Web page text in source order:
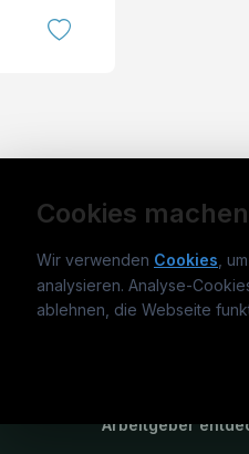
Cookies
Wir verwenden Cookies ,
analysieren. Analyse-
ablehnen, die Webseite
informatikjobs.at
Arbeitgeber